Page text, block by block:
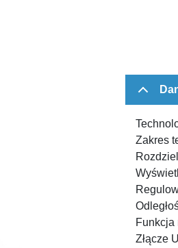
Zakres
Funkcja
Złącze